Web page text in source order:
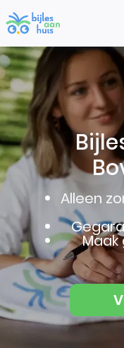
Alleen
Maak